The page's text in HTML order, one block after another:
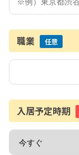
職業 任意
入居予定時期